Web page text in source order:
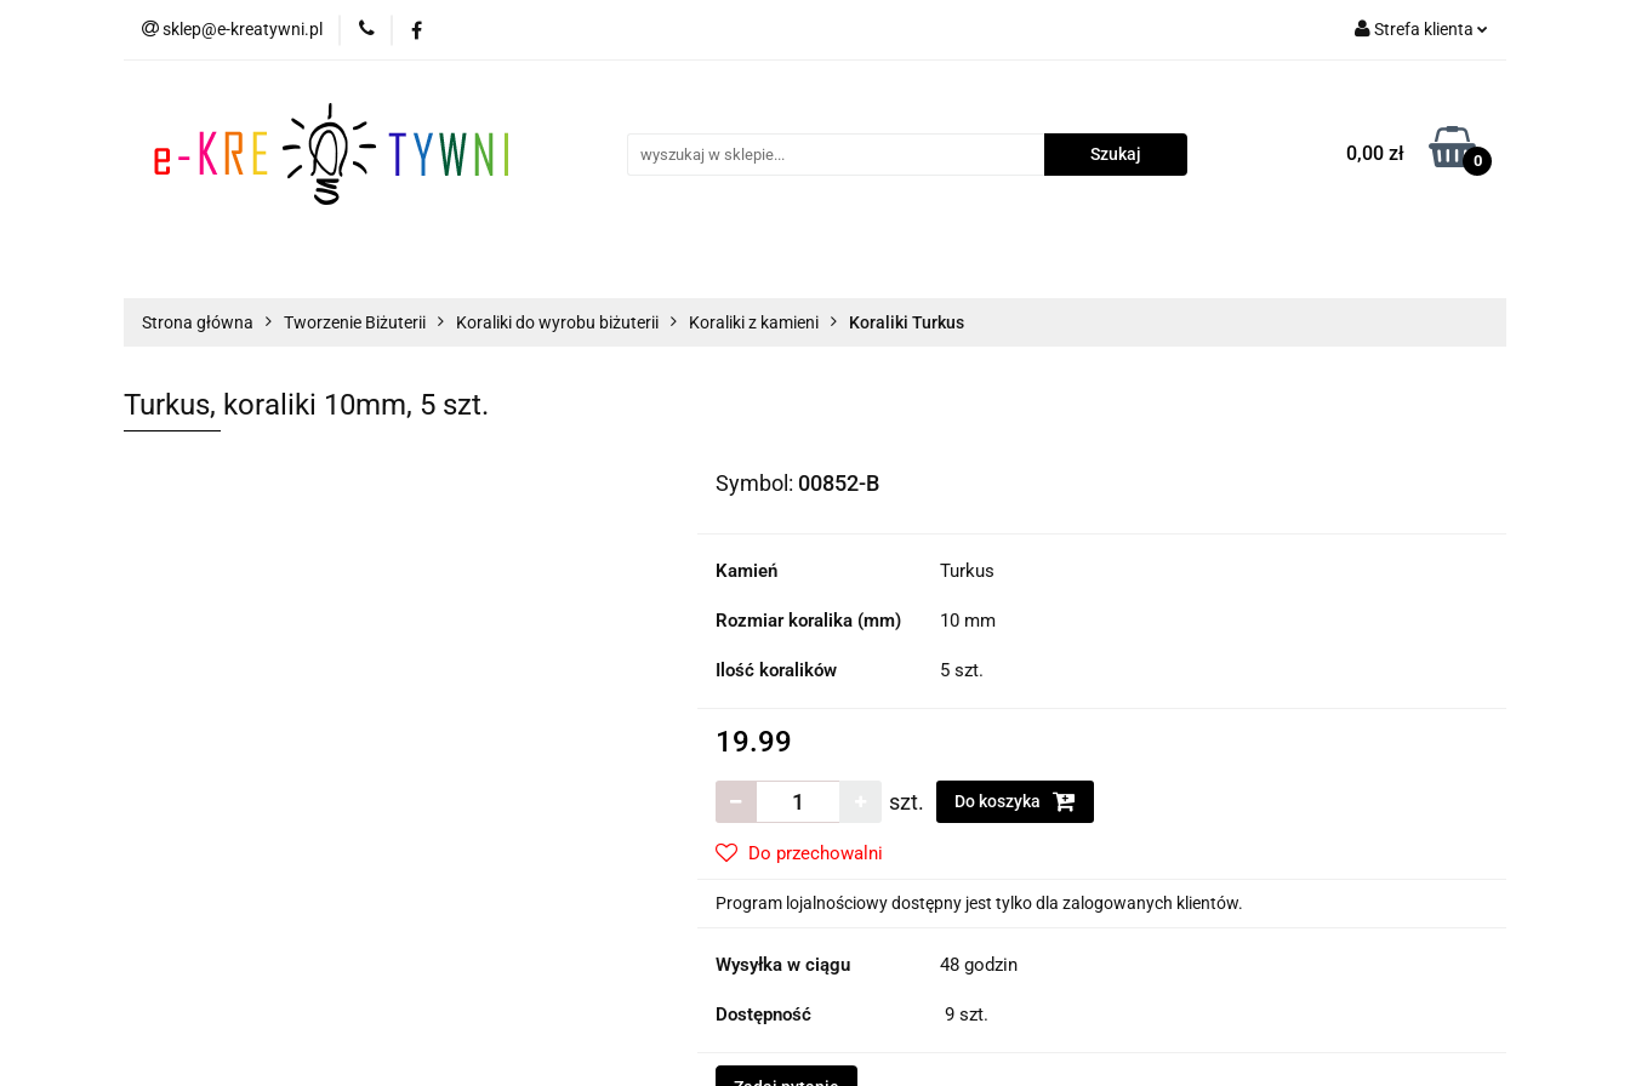
sklep@e-kreatywni.pl Strefa klienta
Zarejestruj się
Dodaj zgłoszenie
0,00 zł 0
Tworzenie Biżuterii
Biżuteria Nowości
Strona główna Tworzenie Biżuterii Koraliki do wyrobu biżuterii Koraliki z kamieni Koraliki Turkus
Turkus, koraliki 10mm, 5 szt.
Symbol: 00852-B
Kamień Turkus
Rozmiar koralika (mm) 10 mm
Ilość koralików 5 szt.
19.99
szt. Do koszyka
Do przechowalni
Program lojalnościowy dostępny jest tylko dla zalogowanych klientów.
Wysyłka w ciągu 48 godzin
Dostępność 9 szt.